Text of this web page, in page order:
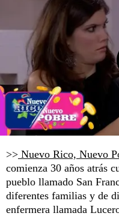
>> Nuevo Rico, Nuevo
comienza 30 años atrás
pueblo llamado San
diferentes familias y de
enfermera llamada